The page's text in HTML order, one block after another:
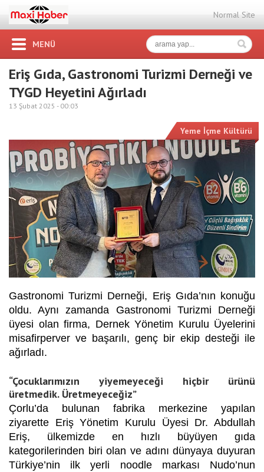
Normal Site
MENÜ
Eriş Gıda, Gastronomi Turizmi Derneği ve
TYGD Heyetini Ağırladı
13 Şubat 2025 - 00:03
Yeme İçme Kültürü
Gastronomi Turizmi Derneği, Eriş Gıda’nın konuğu
oldu. Aynı zamanda Gastronomi Turizmi Derneği
üyesi olan firma, Dernek Yönetim Kurulu Üyelerini
misafirperver ve başarılı, genç bir ekip desteği ile
ağırladı.
“Çocuklarımızın yiyemeyeceği hiçbir ürünü
üretmedik. Üretmeyeceğiz”
Çorlu’da bulunan fabrika merkezine yapılan
ziyarette Eriş Yönetim Kurulu Üyesi Dr. Abdullah
Eriş, ülkemizde en hızlı büyüyen gıda
kategorilerinden biri olan ve adını dünyaya duyuran
Türkiye’nin ilk yerli noodle markası Nudo’nun